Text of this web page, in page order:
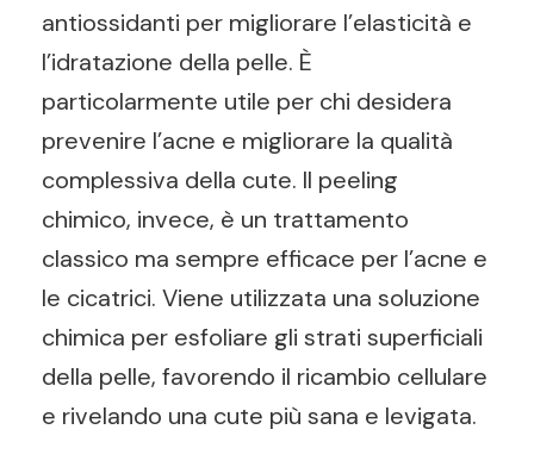
antiossidanti per migliorare l’elasticità e
l’idratazione della pelle. È
particolarmente utile per chi desidera
prevenire l’acne e migliorare la qualità
complessiva della cute. Il peeling
chimico, invece, è un trattamento
classico ma sempre efficace per l’acne e
le cicatrici. Viene utilizzata una soluzione
chimica per esfoliare gli strati superficiali
della pelle, favorendo il ricambio cellulare
e rivelando una cute più sana e levigata.